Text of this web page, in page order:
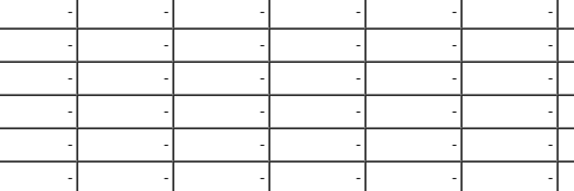
- - - - -
-
- - - - -
-
- - - - -
-
- - - - -
-
- - - - -
-
- - - - -
-